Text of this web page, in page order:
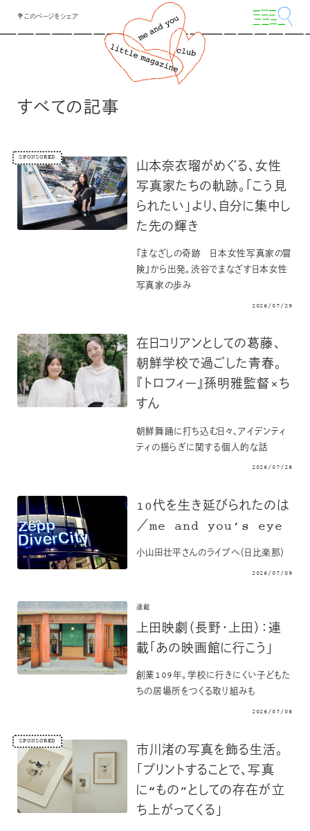
💐このページをシェア
すべての記事
SPONSORED
山本奈衣瑠がめぐる、女性
写真家たちの軌跡。「こう見
られたい」より、自分に集中し
た先の輝き
『まなざしの奇跡 日本女性写真家の冒
険』から出発。渋谷でまなざす日本女性
写真家の歩み
2026/07/29
在日コリアンとしての葛藤、
朝鮮学校で過ごした青春。
『トロフィー』孫明雅監督×ち
すん
朝鮮舞踊に打ち込む日々、アイデンティ
ティの揺らぎに関する個人的な話
2026/07/28
10代を生き延びられたのは
／me and you’s eye
小山田壮平さんのライブへ（日比楽那）
2026/07/09
連載
上田映劇（長野・上田）：連
載「あの映画館に行こう」
創業109年。学校に行きにくい子どもた
ちの居場所をつくる取り組みも
2026/07/08
SPONSORED
市川渚の写真を飾る生活。
「プリントすることで、写真
に“もの”としての存在が立
ち上がってくる」